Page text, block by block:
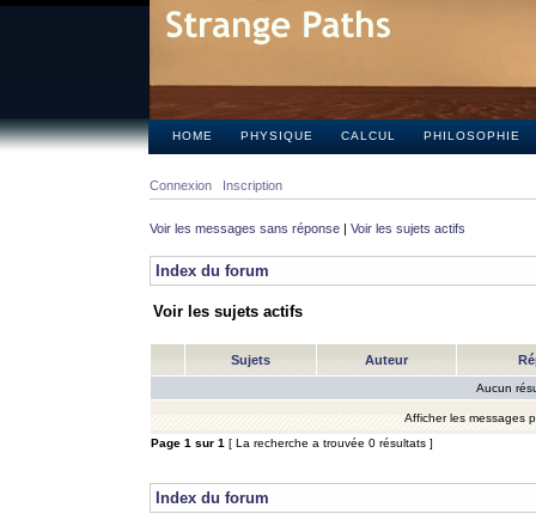
HOME PHYSIQUE CALCUL PHILOSOPHIE
Connexion Inscription
Voir les messages sans réponse | Voir les sujets actifs
Index du forum
Voir les sujets actifs
Sujets Auteur
Aucun
Afficher les messages
Page 1 sur 1 [ La recherche a trouvée 0 résultats ]
Index du forum